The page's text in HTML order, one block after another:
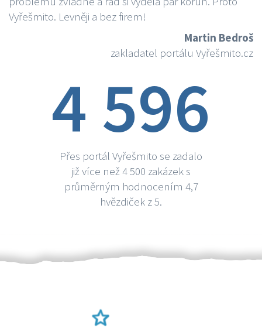
Vyřešmito. Levněji a bez firem!
Martin Bedroš
zakladatel portálu Vyřešmito.cz
4 596
Přes portál Vyřešmito se zadalo
již více než 4 500 zakázek s
průměrným hodnocením 4,7
hvězdiček z 5.